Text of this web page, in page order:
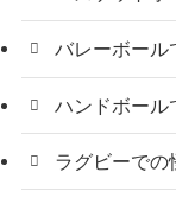
バレーボール
ハンドボール
ラグビーでの